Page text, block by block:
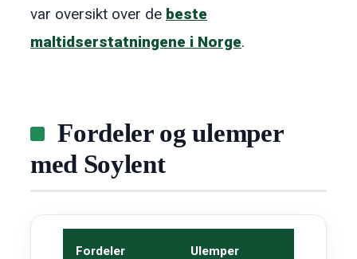
var oversikt over de beste
maltidserstatningene i Norge.
Fordeler og ulemper
med Soylent
Fordeler Ulemper